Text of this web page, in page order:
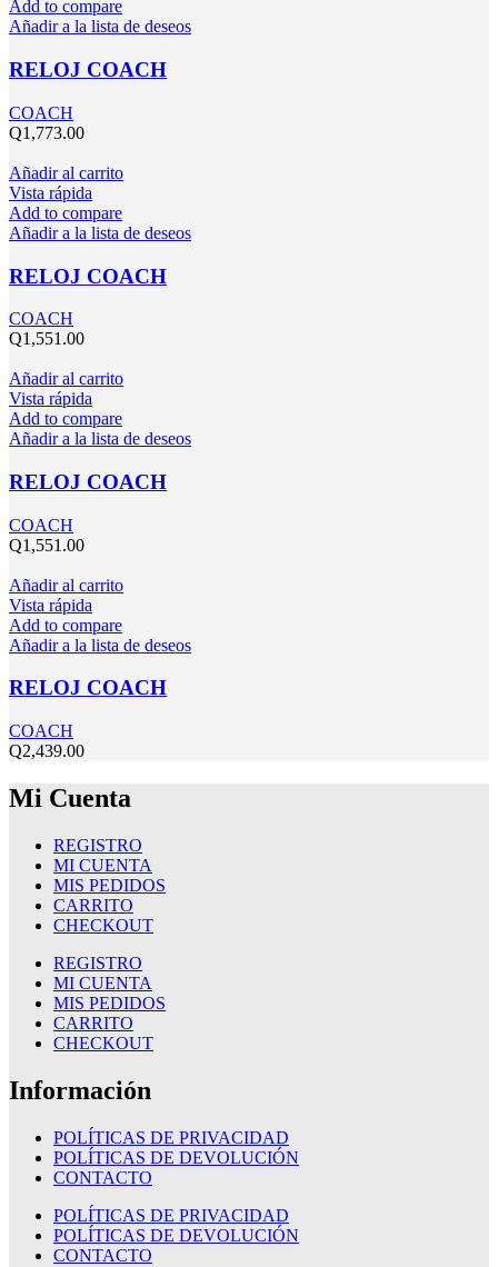
Add to compare
Añadir a la lista de deseos
RELOJ COACH
COACH
Q1,773.00
Añadir al carrito
Vista rápida
Add to compare
Añadir a la lista de deseos
RELOJ COACH
COACH
Q1,551.00
Añadir al carrito
Vista rápida
Add to compare
Añadir a la lista de deseos
RELOJ COACH
COACH
Q1,551.00
Añadir al carrito
Vista rápida
Add to compare
Añadir a la lista de deseos
RELOJ COACH
COACH
Q2,439.00
Mi Cuenta
REGISTRO
MI CUENTA
MIS PEDIDOS
CARRITO
CHECKOUT
REGISTRO
MI CUENTA
MIS PEDIDOS
CARRITO
CHECKOUT
Información
POLÍTICAS DE PRIVACIDAD
POLÍTICAS DE DEVOLUCIÓN
CONTACTO
POLÍTICAS DE PRIVACIDAD
POLÍTICAS DE DEVOLUCIÓN
CONTACTO